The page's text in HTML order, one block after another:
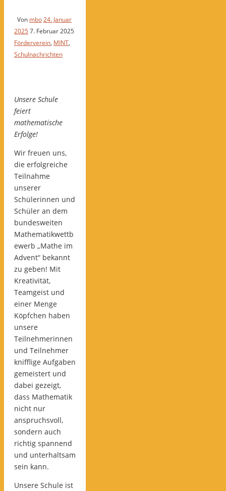
Von mbo24. Januar
20257. Februar 2025
Förderverein, MINT,
Schulnachrichten
Unsere Schule
feiert
mathematische
Erfolge!
Wir freuen uns,
die erfolgreiche
Teilnahme
unserer
Schülerinnen und
Schüler an dem
bundesweiten
Mathematikwettb
ewerb „Mathe im
Advent“ bekannt
zu geben! Mit
Kreativität,
Teamgeist und
einer Menge
Köpfchen haben
unsere
Teilnehmerinnen
und Teilnehmer
knifflige Aufgaben
gemeistert und
dabei gezeigt,
dass Mathematik
nicht nur
anspruchsvoll,
sondern auch
richtig spannend
und unterhaltsam
sein kann.
Unsere Schule ist